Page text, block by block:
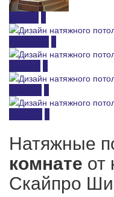
Натяжные
комнате от
Скайпро